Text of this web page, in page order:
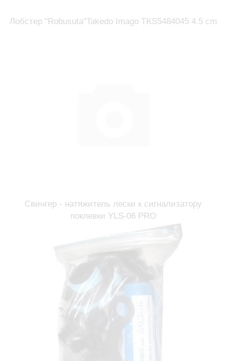
Лобстер "Robusuta"Takedo Imago TKS5484045 4.5 cm
Свингер - натяжитель лески к сигнализатору
поклевки YLS-06 PRO